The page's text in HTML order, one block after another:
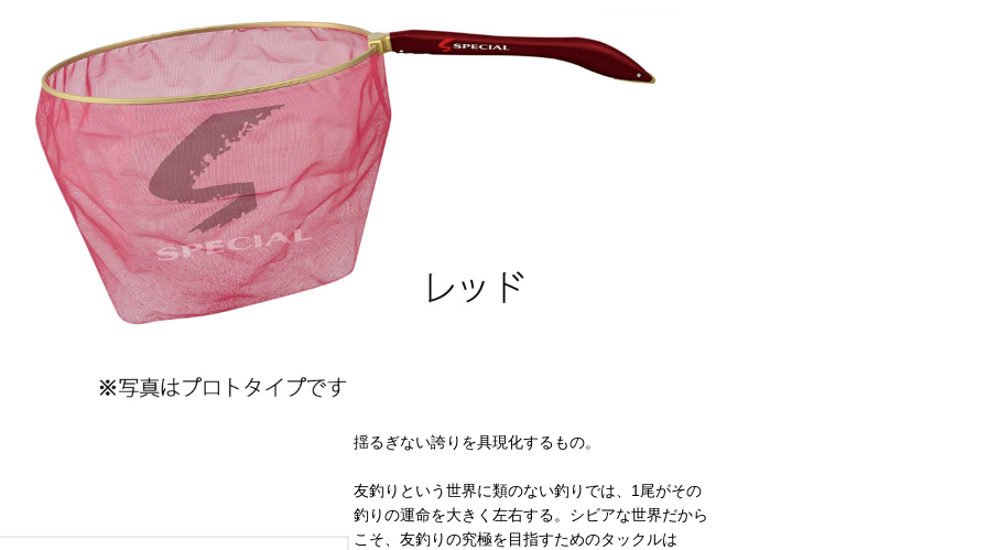
揺るぎない誇りを具現化するもの。
友釣りという世界に類のない釣りでは、1尾がその
釣りの運命を大きく左右する。シビアな世界だから
こそ、友釣りの究極を目指すためのタックルは